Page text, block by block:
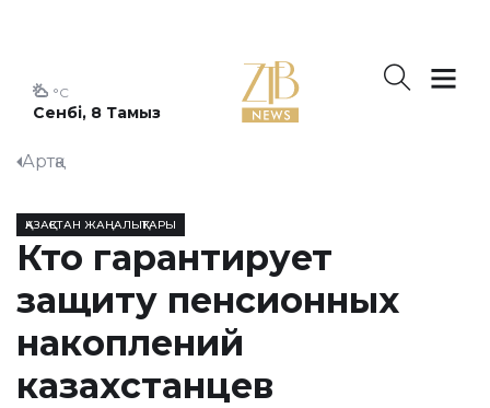
Сенбі, 8 Тамыз
°C
Артқа
ҚАЗАҚСТАН ЖАҢАЛЫҚТАРЫ
Кто гарантирует
защиту пенсионных
накоплений
казахстанцев